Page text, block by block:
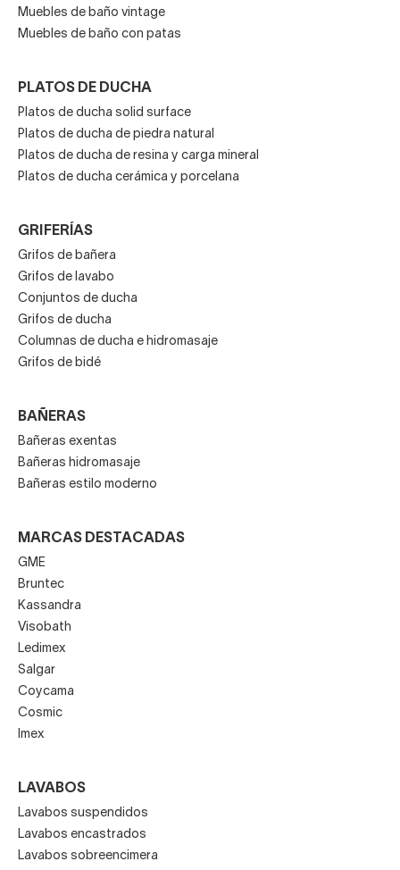
Muebles de baño vintage
Muebles de baño con patas
PLATOS DE DUCHA
Platos de ducha solid surface
Platos de ducha de piedra natural
Platos de ducha de resina y carga mineral
Platos de ducha cerámica y porcelana
GRIFERÍAS
Grifos de bañera
Grifos de lavabo
Conjuntos de ducha
Grifos de ducha
Columnas de ducha e hidromasaje
Grifos de bidé
BAÑERAS
Bañeras exentas
Bañeras hidromasaje
Bañeras estilo moderno
MARCAS DESTACADAS
GME
Bruntec
Kassandra
Visobath
Ledimex
Salgar
Coycama
Cosmic
Imex
LAVABOS
Lavabos suspendidos
Lavabos encastrados
Lavabos sobreencimera